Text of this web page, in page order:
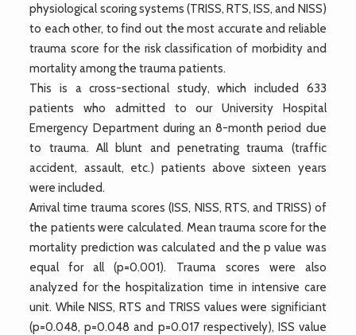
physiological scoring systems (TRISS, RTS, ISS, and NISS)
to each other, to find out the most accurate and reliable
trauma score for the risk classification of morbidity and
mortality among the trauma patients.
This is a cross-sectional study, which included 633
patients who admitted to our University Hospital
Emergency Department during an 8-month period due
to trauma. All blunt and penetrating trauma (traffic
accident, assault, etc.) patients above sixteen years
were included.
Arrival time trauma scores (ISS, NISS, RTS, and TRISS) of
the patients were calculated. Mean trauma score for the
mortality prediction was calculated and the p value was
equal for all (p=0.001). Trauma scores were also
analyzed for the hospitalization time in intensive care
unit. While NISS, RTS and TRISS values were significiant
(p=0.048, p=0.048 and p=0.017 respectively), ISS value